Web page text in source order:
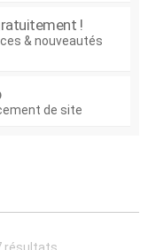
!
& nouveautés
de site